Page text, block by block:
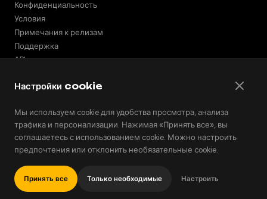
Конфиденциальность
Условия
Примечания к релизам
Поддержка
API
© 2026 Podhoc. Все права защищены. v1.2.0-20260801042810-6356398
English Español العربية Català Deutsch Français
Italiano Русский
Настройки cookie
Мы используем cookie для удобства просмотра, анализа
трафика и персонализации. Нажимая «Принять все», вы
соглашаетесь с использованием cookie. Можно настроить
предпочтения или отклонить необязательные cookie.
Принять все Только необходимые Настроить